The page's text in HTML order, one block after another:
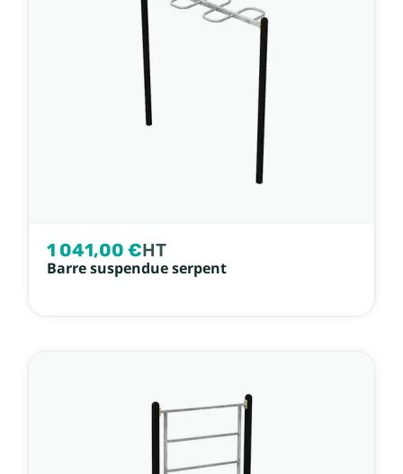
1 041,00 €HT
Barre suspendue serpent